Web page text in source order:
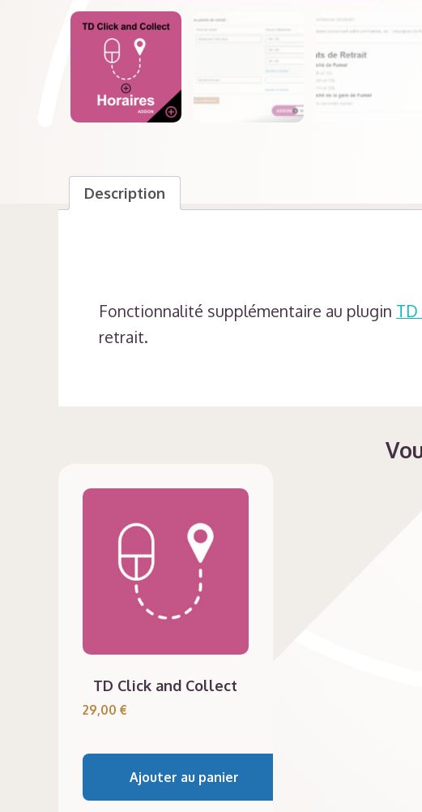
Description
Fonctionnalité supplémentaire au plugin TD
retrait.
TD Click and Collect
29,00 €
Ajouter au panier